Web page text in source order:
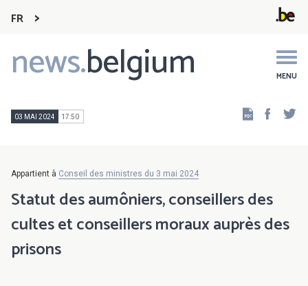
FR
news.belgium MENU
Main
navigation
03 MAI 2024 17:50
Appartient à Conseil des ministres du 3 mai 2024
Statut des aumôniers, conseillers des
cultes et conseillers moraux auprès des
prisons